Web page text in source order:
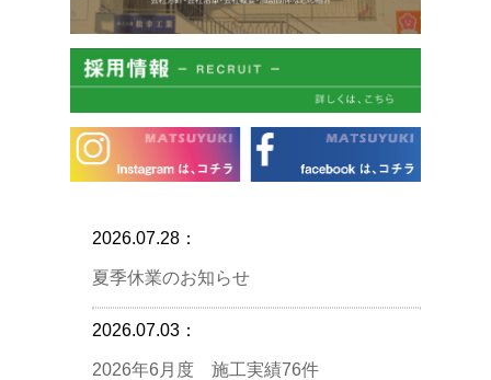
2026.07.28：
夏季休業のお知らせ
2026.07.03：
2026年6月度 施工実績76件